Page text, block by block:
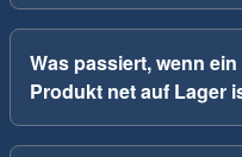
Was passiert, wenn
Produkt net auf Lager